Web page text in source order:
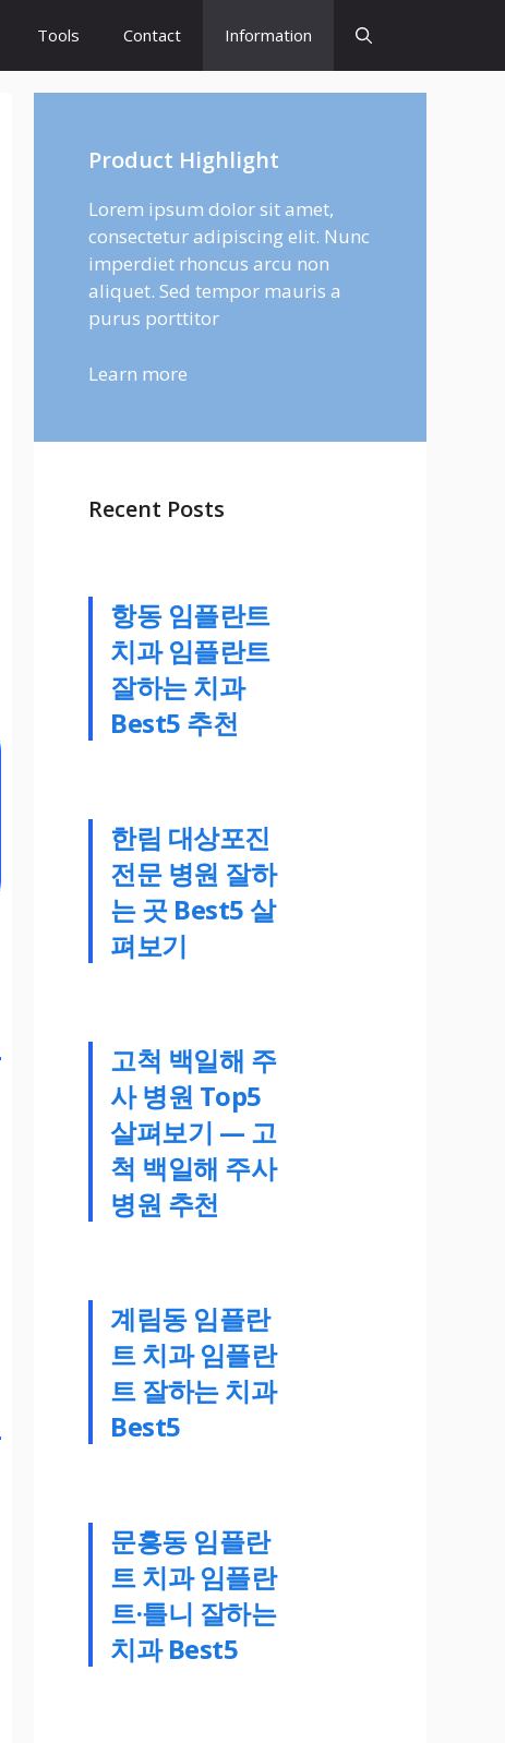
Tools Contact Information
Product Highlight
Lorem ipsum dolor sit amet,
consectetur adipiscing elit. Nunc
imperdiet rhoncus arcu non
aliquet. Sed tempor mauris a
purus porttitor
Learn more
Recent Posts
항동 임플란트
치과 임플란트
잘하는 치과
Best5 추천
한림 대상포진
전문 병원 잘하
는 곳 Best5 살
펴보기
고척 백일해 주
사 병원 Top5
살펴보기 — 고
척 백일해 주사
병원 추천
계림동 임플란
트 치과 임플란
트 잘하는 치과
Best5
문흥동 임플란
트 치과 임플란
트·틀니 잘하는
치과 Best5